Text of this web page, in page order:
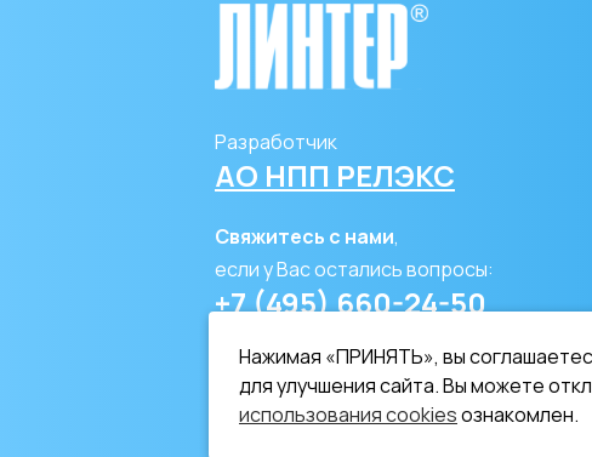
Разработчик
АО НПП РЕЛЭКС
Свяжитесь с нами,
если у Вас остались вопросы:
+7 (495) 660-24-50
info@linter.ru
Нажимая «ПРИНЯТЬ», вы
для улучшения сайта. Вы можете
использования cookiesознакомлен.